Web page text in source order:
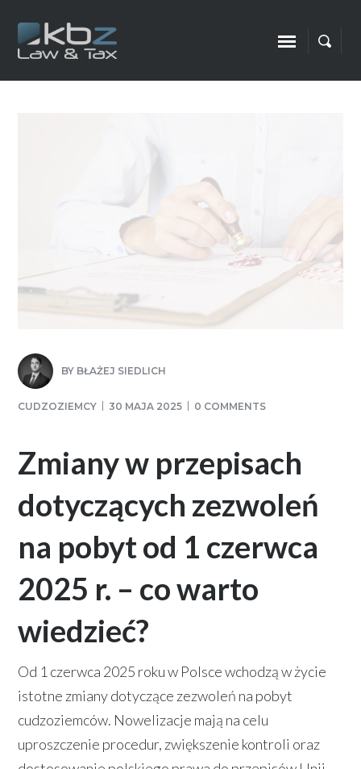
BY BŁAŻEJ SIEDLICH
CUDZOZIEMCY 30 MAJA 2025 0 COMMENTS
Zmiany w przepisach
dotyczących zezwoleń
na pobyt od 1 czerwca
2025 r. – co warto
wiedzieć?
Od 1 czerwca 2025 roku w Polsce wchodzą w życie
istotne zmiany dotyczące zezwoleń na pobyt
cudzoziemców. Nowelizacje mają na celu
uproszczenie procedur, zwiększenie kontroli oraz